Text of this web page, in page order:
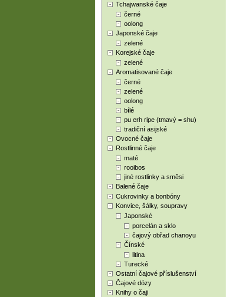
Tchajwanské čaje
černé
oolong
Japonské čaje
zelené
Korejské čaje
zelené
Aromatisované čaje
černé
zelené
oolong
bílé
pu erh ripe (tmavý = shu)
tradiční asijské
Ovocné čaje
Rostlinné čaje
maté
rooibos
jiné rostlinky a směsi
Balené čaje
Cukrovinky a bonbóny
Konvice, šálky, soupravy
Japonské
porcelán a sklo
čajový obřad chanoyu
Čínské
litina
Turecké
Ostatní čajové příslušenství
Čajové dózy
Knihy o čaji